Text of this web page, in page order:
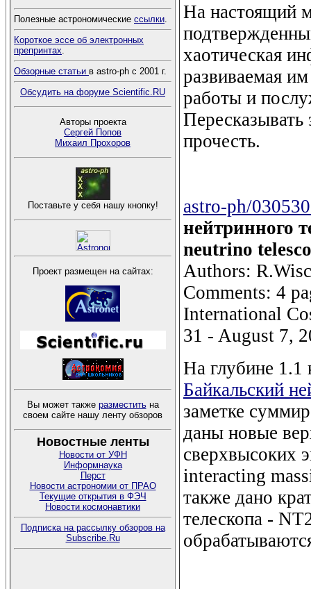
Полезные астрономические ссылки.
Короткое эссе об электронных
препринтах.
Обзорные статьи в astro-ph с 2001 г.
Обсудить на форуме Scientific.RU
Авторы проекта
Сергей Попов
Михаил Прохоров
Поставьте у себя нашу кнопку!
Проект размещен на сайтах:
Вы может также разместитьна
своем сайте нашу ленту обзоров
Новостные ленты
Новости от УФН
Информнаука
Перст
Новости астрономии от ПРАО
Текущие открытия в ФЭЧ
Новости космонавтики
Подписка на рассылку обзоров на
Subscribe.Ru
На настоящий
хаотическая
развиваемая
работы и
прочесть.
astro-ph/
нейтринного
neutrino
Authors:
Comments: 4
International
31 - August 7,
На глубине 1.1
Байкальский
заметке
даны новые
сверхвысоких
interacting
также дано
телескопа -